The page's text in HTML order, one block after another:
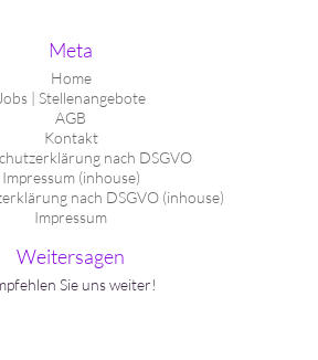
Meta
Home
Jobs | Stellenangebote
AGB
Kontakt
nach DSGVO
Impressum (inhouse)
nach DSGVO (inhouse)
Impressum
Weitersagen
Sie uns weiter!